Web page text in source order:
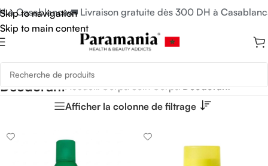
Skip to navigation
Skip to main content
Casablanca🚛 Livraison gratuite dès 300 DH à Casablanca
DéodorantAccueil/Corps/Soin Corps/Déodorant
Afficher la colonne de filtrage